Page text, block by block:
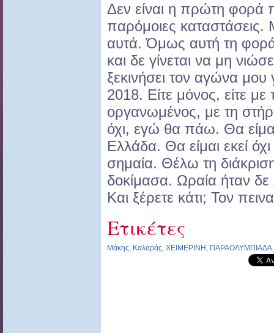
Δεν είναι η πρώτη φορά
παρόμοιες καταστάσεις.
αυτά. Όμως αυτή τη
και δε γίνεται να μη
ξεκινήσει τον αγώνα
2018. Είτε μόνος, είτε με
οργανωμένος, με τη
όχι, εγώ θα πάω. Θα είμαι
Ελλάδα. Θα είμαι εκεί
σημαία. Θέλω τη
δοκίμασα. Ωραία ήταν
Και ξέρετε κάτι; Τον
Ετικέτες
Μάκης, Καλαράς, ΧΕΙΜΕΡΙΝΗ , ΠΑΡΑΟΛΥΜΠΙΑΔΑ